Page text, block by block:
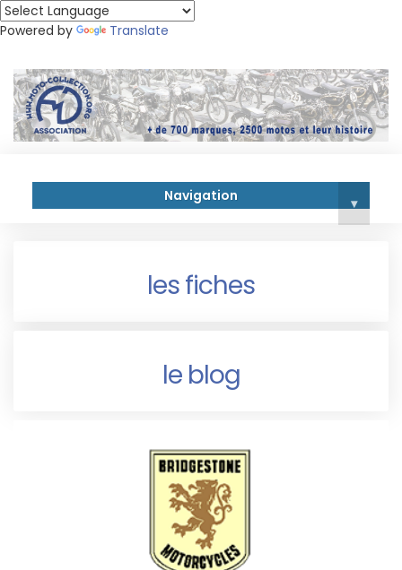
Powered by Translate
Navigation ▾
les fiches
le blog